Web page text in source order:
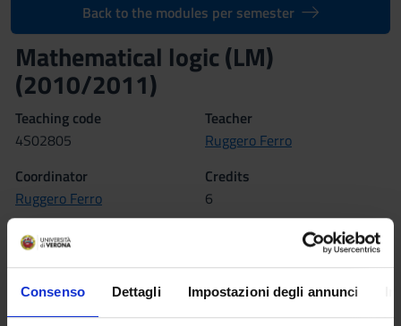
Consenso Dettagli Impostazioni degli annunci
Back to the modules per semester
Mathematical logic (LM)
(2010/2011)
Teaching code
4S02805
Teacher
Ruggero Ferro
Coordinator
Ruggero Ferro
Credits
6
Language
Italian
Scientific Disciplinary Sector (SSD)
MAT/01 - MATHEMATICAL LOGIC